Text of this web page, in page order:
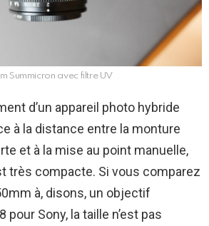
Summicron avec filtre UV
d’un appareil photo hybride
à la distance entre la monture
et à la mise au point manuelle,
très compacte. Si vous comparez
à, disons, un objectif
pour Sony, la taille n’est pas